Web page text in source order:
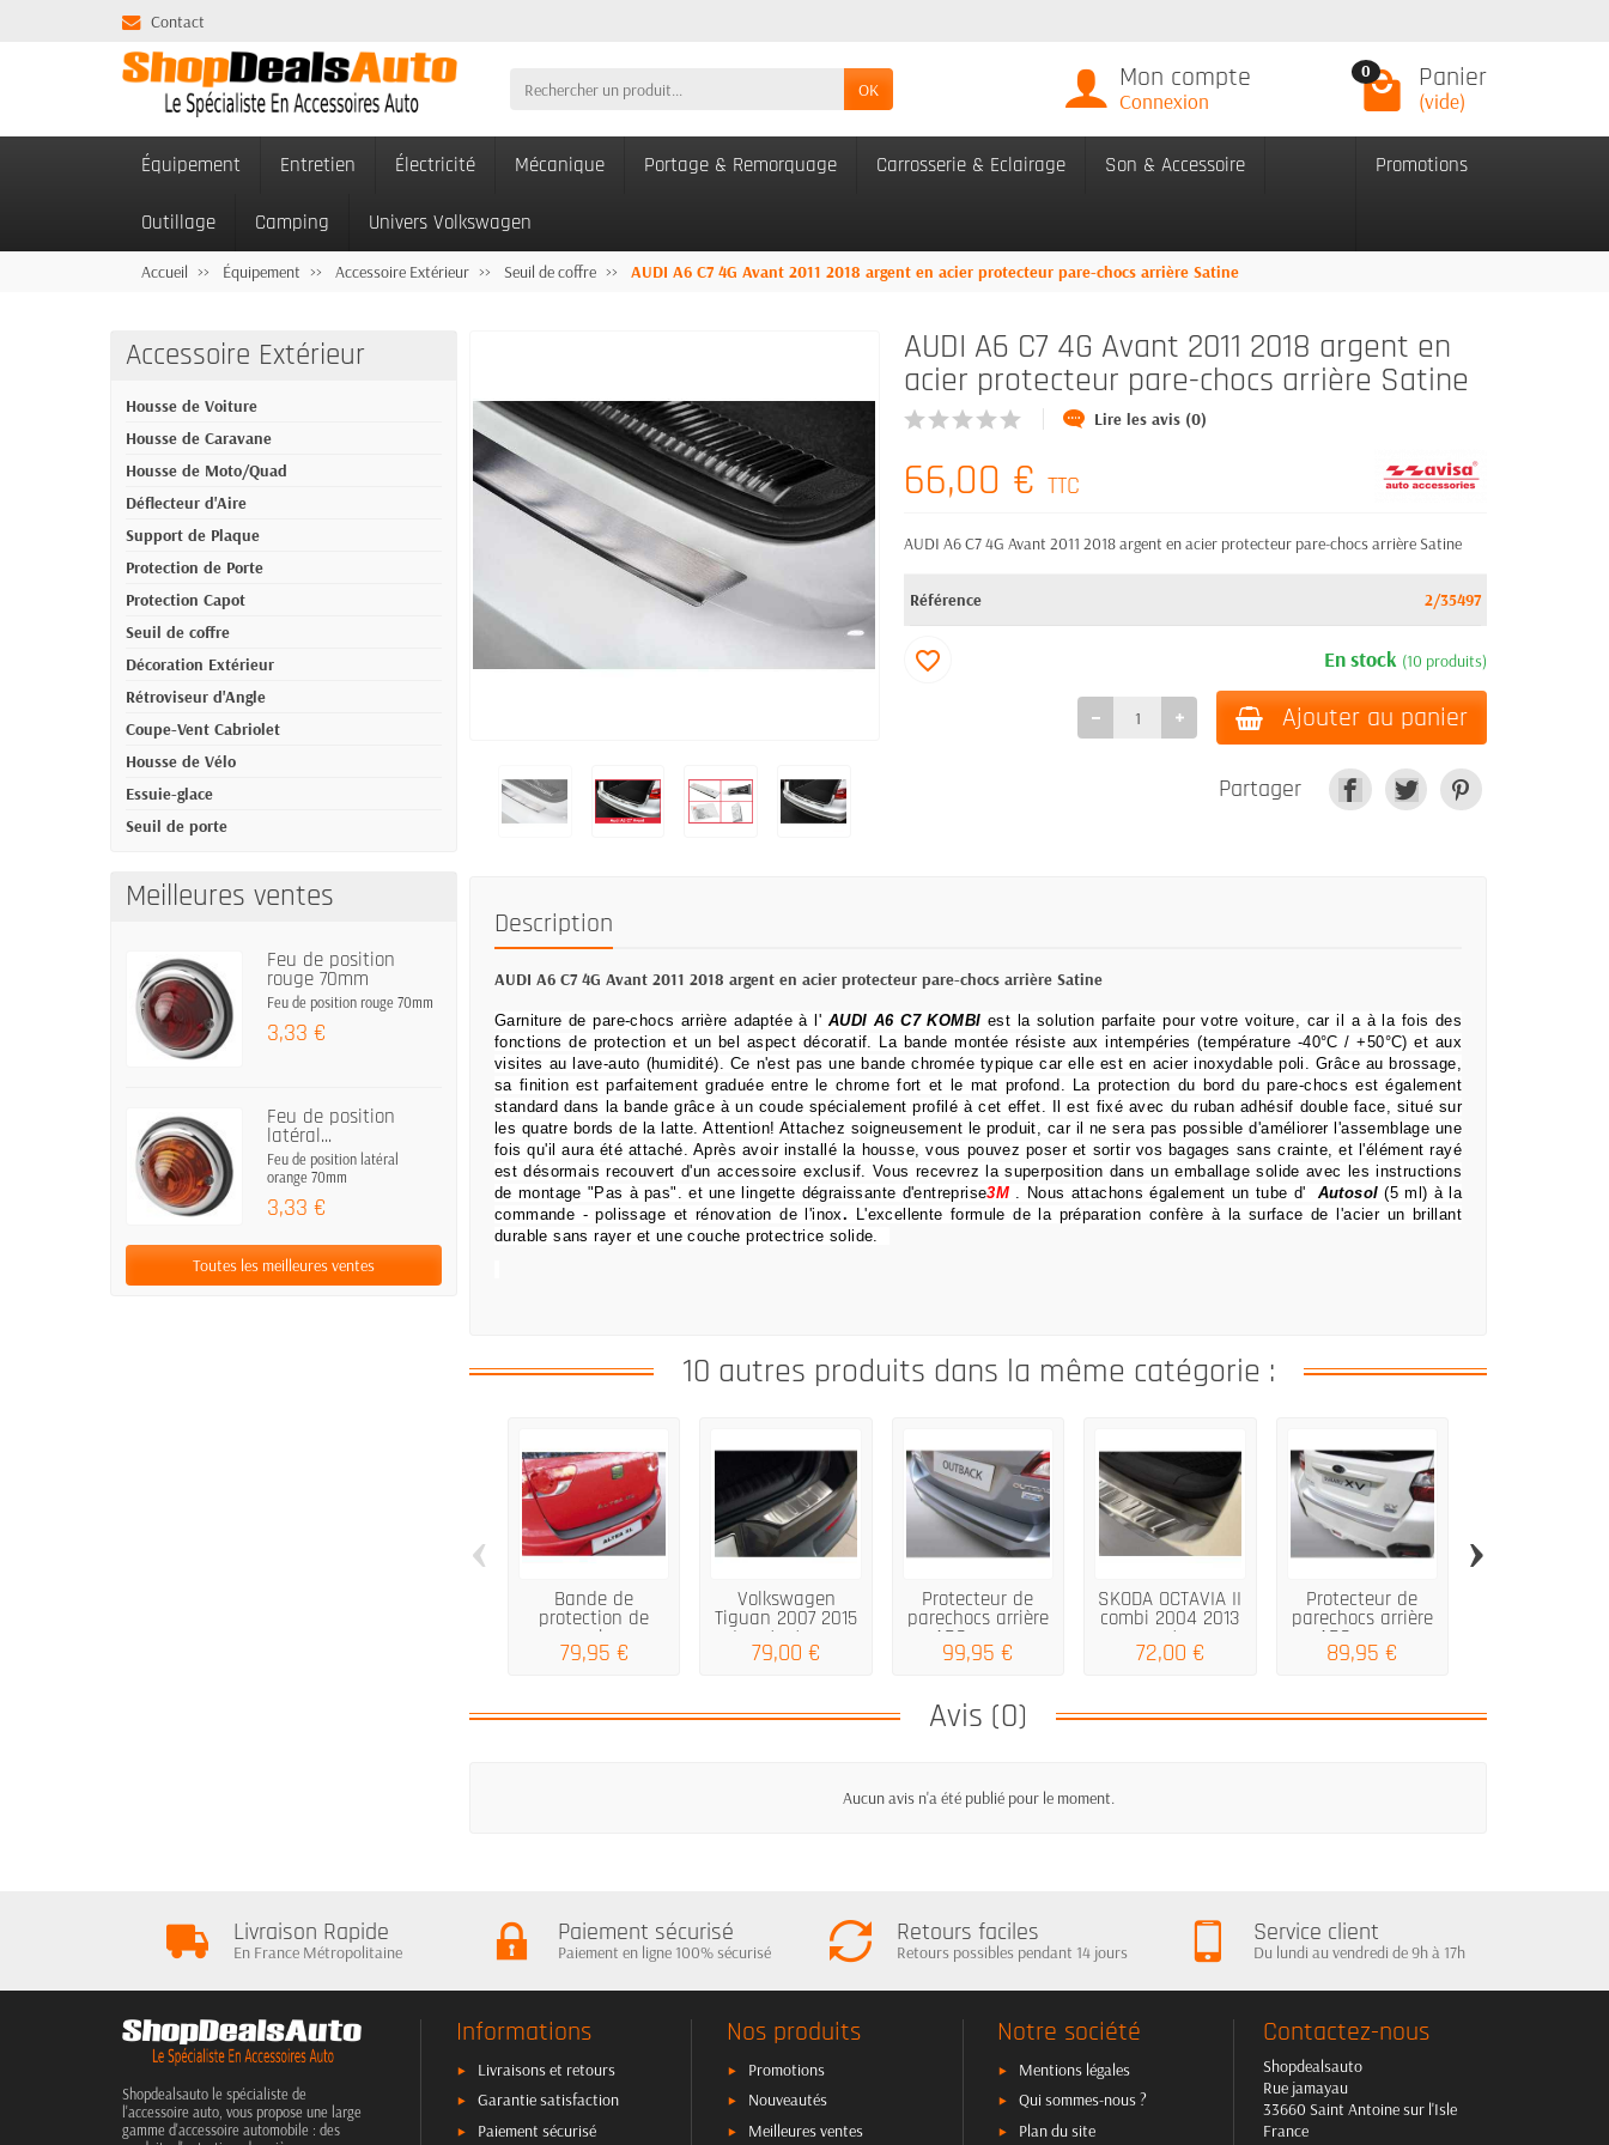
Contact
OK Mon compte
Connexion
0 Panier
(vide)
Équipement Entretien Électricité Mécanique Portage & Remorquage Carrosserie & Eclairage Son & Accessoire
Outillage Camping Univers Volkswagen
Promotions
Accueil Équipement Accessoire Extérieur Seuil de coffre AUDI A6 C7 4G Avant 2011 2018 argent en acier protecteur pare-chocs arrière Satine
Accessoire Extérieur
Housse de Voiture
Housse de Caravane
Housse de Moto/Quad
Déflecteur d'Aire
Support de Plaque
Protection de Porte
Protection Capot
Seuil de coffre
Décoration Extérieur
Rétroviseur d'Angle
Coupe-Vent Cabriolet
Housse de Vélo
Essuie-glace
Seuil de porte
Meilleures ventes
Feu de position
rouge 70mm
Feu de position rouge 70mm
3,33 €
Feu de position
latéral...
Feu de position latéral
orange 70mm
3,33 €
Toutes les meilleures ventes
AUDI A6 C7 4G Avant 2011 2018 argent en
acier protecteur pare-chocs arrière Satine
Lire les avis (0)
66,00 € TTC
AUDI A6 C7 4G Avant 2011 2018 argent en acier protecteur pare-chocs arrière Satine
Référence 2/35497
En stock (10 produits)
Ajouter au panier
favorite_border
Partager
Description
AUDI A6 C7 4G Avant 2011 2018 argent en acier protecteur pare-chocs arrière Satine
Garniture de pare-chocs arrière adaptée à l' AUDI A6 C7 KOMBI est la solution parfaite pour votre voiture, car il a à la fois des
fonctions de protection et un bel aspect décoratif. La bande montée résiste aux intempéries (température -40°C / +50°C) et aux
visites au lave-auto (humidité). Ce n'est pas une bande chromée typique car elle est en acier inoxydable poli. Grâce au brossage,
sa finition est parfaitement graduée entre le chrome fort et le mat profond. La protection du bord du pare-chocs est également
standard dans la bande grâce à un coude spécialement profilé à cet effet.
Il est fixé avec du ruban adhésif double face, situé sur
les quatre bords de la latte.Attention! Attachez soigneusement le produit, car il ne sera pas possible d'améliorer l'assemblage une
fois qu'il aura été attaché.Après avoir installé la housse, vous pouvez poser et sortir vos bagages sans crainte,et l'élément rayé
est désormais recouvert d'un accessoire exclusif. Vous recevrez la superposition dans un emballage solide avec les instructions
de montage "Pas à pas".et une lingette dégraissante d'entreprise3M . Nous attachons également un tube d' Autosol (5 ml) à la
commande - polissage et rénovation de l'inox.
L'excellente formule de la préparation confère à la surface de l'acier un brillant
durable sans rayer et une couche protectrice solide.
10 autres produits dans la même catégorie :
Bande de
protection de
parechocs
arrière...
79,95 €
Volkswagen
Tiguan 2007 2015
I protecteur...
79,00 €
Protecteur de
parechocs arrière
ABS pour...
99,95 €
SKODA OCTAVIA II
combi 2004 2013
argent en...
72,00 €
Protecteur de
parechocs arrière
ABS pour...
89,95 €
‹ ›
Avis (0)
Aucun avis n'a été publié pour le moment.
Livraison Rapide
En France Métropolitaine
Paiement sécurisé
Paiement en ligne 100% sécurisé
Retours faciles
Retours possibles pendant 14 jours
Service client
Du lundi au vendredi de 9h à 17h
Shopdealsauto le spécialiste de
l'accessoire auto, vous propose une large
gamme d'accessoire automobile : des
Informations
Livraisons et retours
Garantie satisfaction
Paiement sécurisé
Nos produits
Promotions
Nouveautés
Meilleures ventes
Notre société
Mentions légales
Qui sommes-nous ?
Plan du site
Contactez-nous
Shopdealsauto
Rue jamayau
33660 Saint Antoine sur l'Isle
France